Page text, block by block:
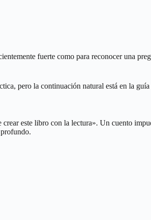
fuerte como para reconocer una
pero la continuación natural está en la guía
este libro con la lectura». Un cuento